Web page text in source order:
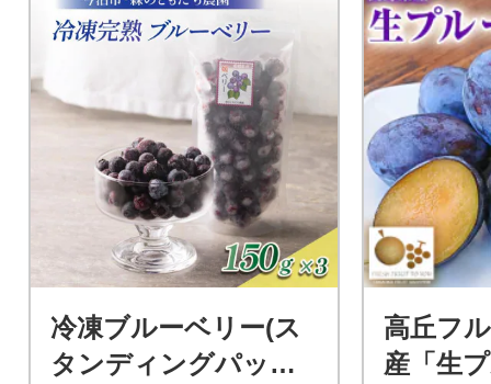
冷凍ブルーベリー(ス
タンディングパック)
高丘フ
産「生